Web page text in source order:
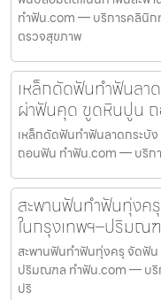
ทำฟัน.com — บริการคลินิ
ตรวจสุขภาพ
เหล็กดัดฟันทำฟันลา
ผ่าฟันคุด ขูดหินปูน
เหล็กดัดฟันทำฟันลาดกระบั
ถอนฟัน ทำฟัน.com — บริก
สะพานฟันทำฟันทุ่งค
ในกรุงเทพฯ–ปริมณ
สะพานฟันทำฟันทุ่งครุ จัดฟั
ปริมณฑล ทำฟัน.com — บริ
ปริ